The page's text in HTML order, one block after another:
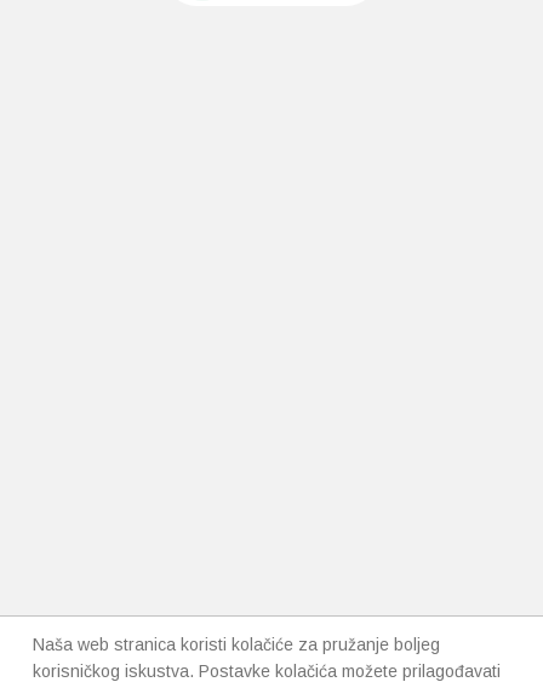
Naša web stranica koristi kolačiće za pružanje boljeg
korisničkog iskustva. Postavke kolačića možete prilagođavati